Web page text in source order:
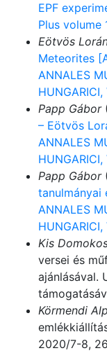
EPF
Plus volume
Eötvös
Meteorites
ANNALES
Papp Gábor
– Eötvös
ANNALES
Papp Gábor
tanulmányai
ANNALES
Kis
versei és
ajánlásával.
Körmendi
2020/7-8,